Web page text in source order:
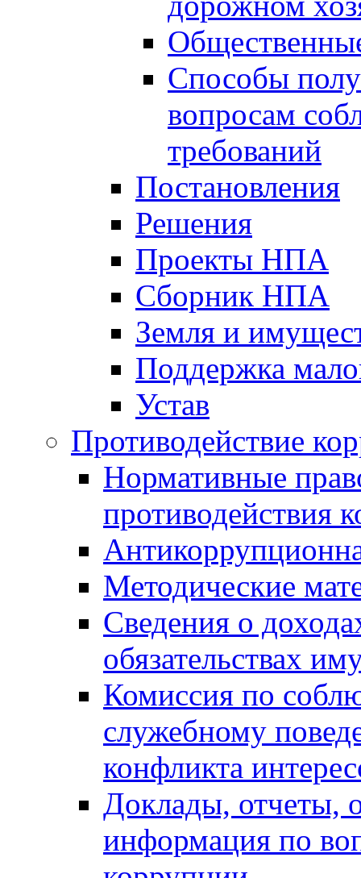
Способы
вопросам
требований
Постановления
Решения
Проекты НПА
Сборник НПА
Земля и
Поддержка
Устав
Противодействие
Нормативные
противодействия
Методические
Сведения о
обязательствах
Комиссия по
служебному
конфликта
Доклады, отчеты,
информация по